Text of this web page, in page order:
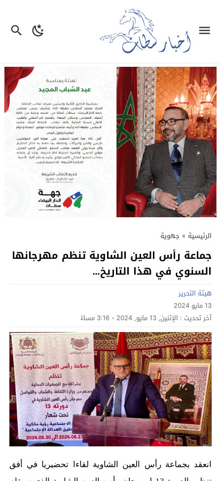
الرئيسية » جهوية
جماعة ‎رأس العين الشاوية تنظم مهرجانها
السنوي في هذا التاريخ…
هيئة التحرير
13 مايو 2024
آخر تحديث : الإثنين, 13 مايو, 2024 - 3:16 مساءً
انعقد بجماعة رأس العين الشاوية لقاءا تحضيريا في أفق